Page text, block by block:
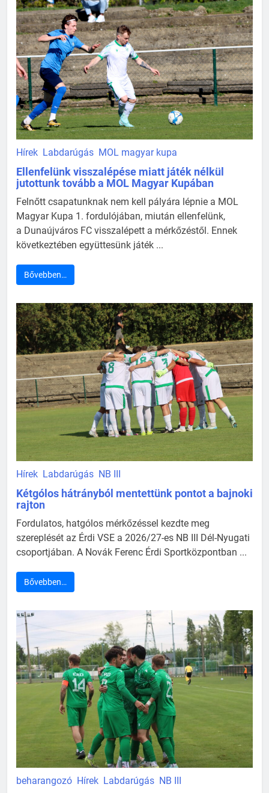
Hírek Labdarúgás MOL magyar kupa
Ellenfelünk visszalépése miatt játék nélkül
jutottunk tovább a MOL Magyar Kupában
Felnőtt csapatunknak nem kell pályára lépnie a MOL
Magyar Kupa 1. fordulójában, miután ellenfelünk,
a Dunaújváros FC visszalépett a mérkőzéstől. Ennek
következtében együttesünk játék ...
Bővebben…
Hírek Labdarúgás NB III
Kétgólos hátrányból mentettünk pontot a bajnoki
rajton
Fordulatos, hatgólos mérkőzéssel kezdte meg
szereplését az Érdi VSE a 2026/27-es NB III Dél-Nyugati
csoportjában. A Novák Ferenc Érdi Sportközpontban ...
Bővebben…
beharangozó Hírek Labdarúgás NB III